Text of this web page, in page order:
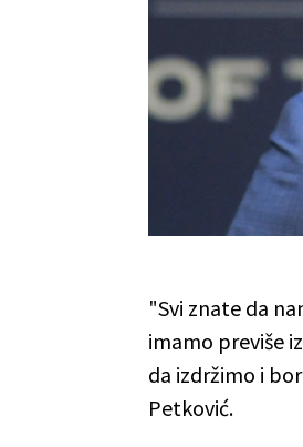
"Svi znate da
imamo previše
da izdržimo i
Petković.